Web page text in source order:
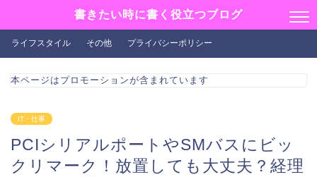
書きたい時に書く役立つブログ
ライフスタイル その他 プライバシーポリシー
本ページはプロモーションが含まれています
IT・仕事
PCIシリアルポートやSMバスにビッ
クリマーク！放置しても大丈夫？経理